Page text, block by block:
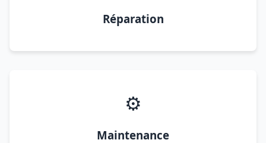
Réparation
⚙️
Maintenance